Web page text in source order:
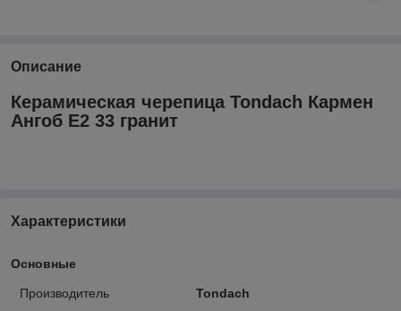
Описание
Керамическая черепица Tondach Кармен
Ангоб E2 33 гранит
Характеристики
Основные
Производитель
Tondach